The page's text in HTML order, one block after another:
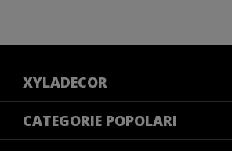
XYLADECOR
COLORI
CONTATTACI
CATEGORIE POPOLARI